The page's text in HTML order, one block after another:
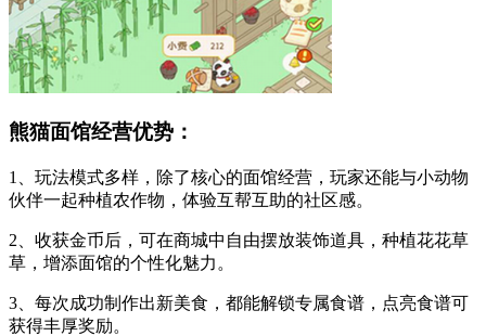
熊猫面馆经营优势：
1、玩法模式多样，除了核心的面馆经营，玩家还能与小动物
伙伴一起种植农作物，体验互帮互助的社区感。
2、收获金币后，可在商城中自由摆放装饰道具，种植花花草
草，增添面馆的个性化魅力。
3、每次成功制作出新美食，都能解锁专属食谱，点亮食谱可
获得丰厚奖励。